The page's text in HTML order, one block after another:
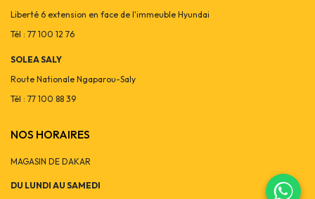
Liberté 6 extension en face de l'immeuble Hyundai
Tél : 77 100 12 76
SOLEA SALY
Route Nationale Ngaparou-Saly
Tél : 77 100 88 39
NOS HORAIRES
MAGASIN DE DAKAR
DU LUNDI AU SAMEDI